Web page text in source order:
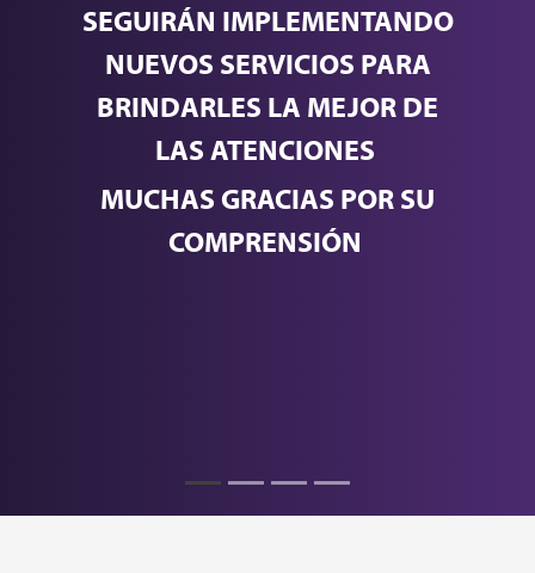
SEGUIRÁN IMPLEMENTANDO
NUEVOS SERVICIOS PARA
BRINDARLES LA MEJOR DE
LAS ATENCIONES
MUCHAS GRACIAS POR SU
COMPRENSIÓN